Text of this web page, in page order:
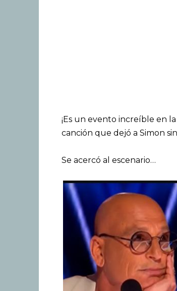
¡Es un evento increíble en
canción que dejó a Simon
Se acercó al escenario…